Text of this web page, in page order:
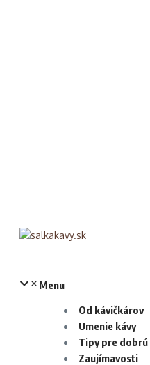
Menu
Od kávičkárov
Umenie kávy
Tipy pre dobrú
Zaujímavosti